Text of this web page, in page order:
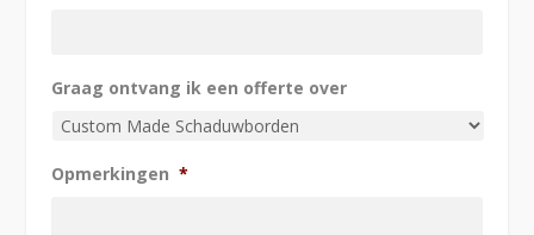
Graag ontvang ik een offerte over
Opmerkingen *